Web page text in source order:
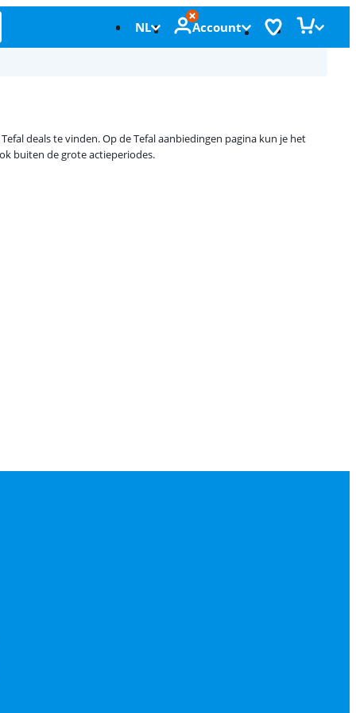
NL Account
deals te vinden. Op de Tefal aanbiedingen pagina kun je het
buiten de grote actieperiodes.